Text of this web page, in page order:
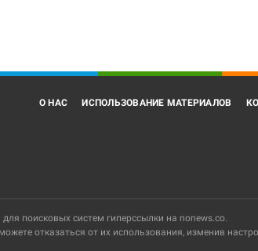
О НАС ИСПОЛЬЗОВАНИЕ МАТЕРИАЛОВ
поисковых систем гиперссылки на nonews.co.
отказаться от их использования, изменив